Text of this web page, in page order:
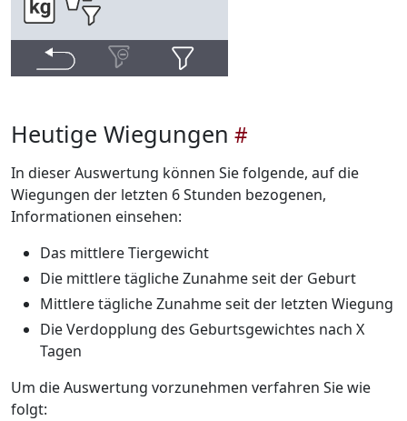
Heutige Wiegungen
In dieser Auswertung können Sie folgende, auf die
Wiegungen der letzten 6 Stunden bezogenen,
Informationen einsehen:
Das mittlere Tiergewicht
Die mittlere tägliche Zunahme seit der Geburt
Mittlere tägliche Zunahme seit der letzten Wiegung
Die Verdopplung des Geburtsgewichtes nach X
Tagen
Um die Auswertung vorzunehmen verfahren Sie wie
folgt: